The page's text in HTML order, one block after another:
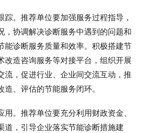
踪。推荐单位要加强服务过程指导，
，协调解决诊断服务中遇到的问题和
能诊断服务质量和效率。积极搭建节
改造咨询服务等对接平台，组织开展
流，促进行业、企业间交流互动，推
造、评估的节能服务闭环。
用。推荐单位要充分利用财政资金、
道，引导企业落实节能诊断措施建